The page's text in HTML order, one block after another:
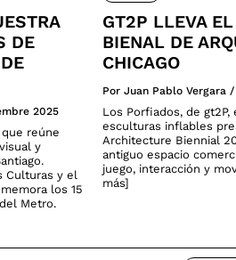
DE
2025
reúne
y
Culturas y el
los 15
Metro.
GT2P LLEVA
BIENAL DE
CHICAGO
Por Juan Pablo Vergara /
Los Porfiados, de
esculturas inflables
Architecture Biennial
antiguo espacio
juego, interacción y
más]